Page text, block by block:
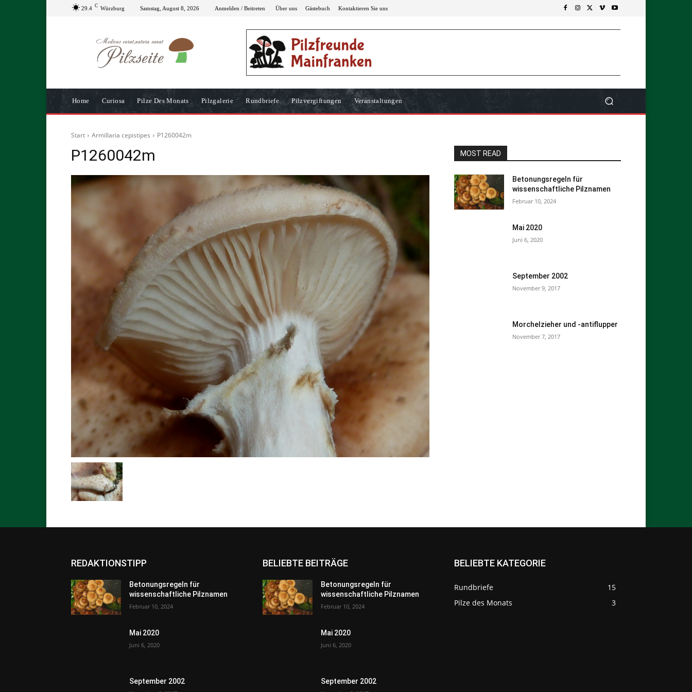
29.4 C Würzburg Samstag, August 8, 2026 Anmelden / Beitreten Über uns Gästebuch Kontaktieren Sie uns
Home Curiosa Pilze Des Monats Pilzgalerie Rundbriefe Pilzvergiftungen Veranstaltungen
Start Armillaria cepistipes P1260042m
P1260042m MOST READ
Betonungsregeln für
wissenschaftliche Pilznamen
Februar 10, 2024
Mai 2020
Juni 6, 2020
September 2002
November 9, 2017
Morchelzieher und -antiflupper
November 7, 2017
REDAKTIONSTIPP
Betonungsregeln für
wissenschaftliche Pilznamen
Februar 10, 2024
Mai 2020
Juni 6, 2020
September 2002
BELIEBTE BEITRÄGE
Betonungsregeln für
wissenschaftliche Pilznamen
Februar 10, 2024
Mai 2020
Juni 6, 2020
September 2002
BELIEBTE KATEGORIE
Rundbriefe
15
Pilze des Monats
3